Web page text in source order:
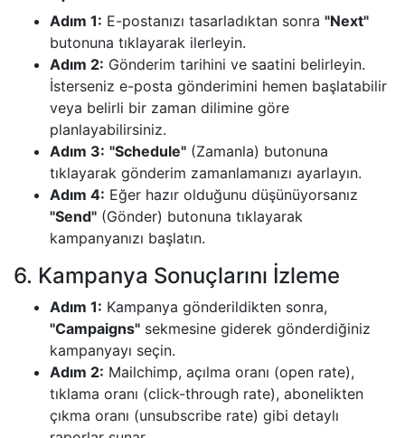
Adım 1: E-postanızı tasarladıktan sonra "Next"
butonuna tıklayarak ilerleyin.
Adım 2: Gönderim tarihini ve saatini belirleyin.
İsterseniz e-posta gönderimini hemen başlatabilir
veya belirli bir zaman dilimine göre
planlayabilirsiniz.
Adım 3: "Schedule" (Zamanla) butonuna
tıklayarak gönderim zamanlamanızı ayarlayın.
Adım 4: Eğer hazır olduğunu düşünüyorsanız
"Send" (Gönder) butonuna tıklayarak
kampanyanızı başlatın.
6. Kampanya Sonuçlarını İzleme
Adım 1: Kampanya gönderildikten sonra,
"Campaigns" sekmesine giderek gönderdiğiniz
kampanyayı seçin.
Adım 2: Mailchimp, açılma oranı (open rate),
tıklama oranı (click-through rate), abonelikten
çıkma oranı (unsubscribe rate) gibi detaylı